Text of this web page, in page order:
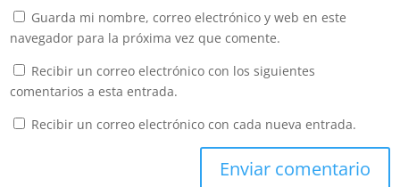
Guarda mi nombre, correo electrónico y web en este
navegador para la próxima vez que comente.
Recibir un correo electrónico con los siguientes
comentarios a esta entrada.
Recibir un correo electrónico con cada nueva entrada.